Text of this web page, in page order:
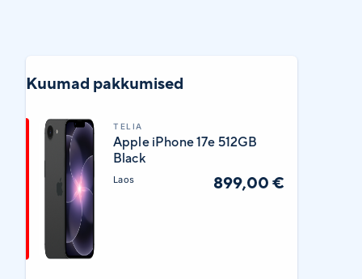
Kuumad pakkumised
TELIA
Apple iPhone 17e 512GB
Black
Laos 899,00 €